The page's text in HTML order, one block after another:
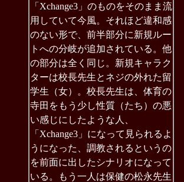
「Xchange3」のものをそのまま流
用していて今風。それほど違和感
のない形で、前半部分に新規ルー
トへの分岐が追加されている。他
の部分は全く同じ。新規キャラク
ターは校長先生とネジの外れた留
学生（女）。校長先生は、体育の
寺田をもう少し性質（たち）の悪
い感じにしたような人、
「Xchange3」になって見られるよ
うになった、調教されるというの
を前面に出したシナリオになって
いる。もう一人は保健の松永先生